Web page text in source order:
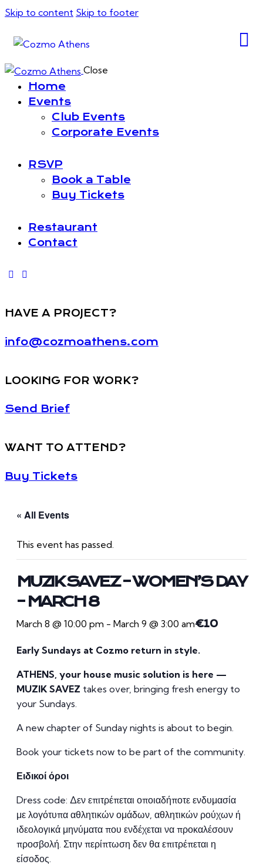
Skip to content Skip to footer
Close
Home
Events
Club Events
Corporate Events
RSVP
Book a Table
Buy Tickets
Restaurant
Contact
HAVE A PROJECT?
info@cozmoathens.com
LOOKING FOR WORK?
Send Brief
WANT TO ATTEND?
Buy Tickets
« All Events
This event has passed.
MUZIK SAVEZ – WOMEN’S DAY
– MARCH 8
March 8 @ 10:00 pm - March 9 @ 3:00 am€10
Early Sundays at Cozmo return in style.
ATHENS, your house music solution is here —
MUZIK SAVEZ takes over, bringing fresh energy to
your Sundays.
A new chapter of Sunday nights is about to begin.
Book your tickets now to be part of the community.
Ειδικοί όροι
Dress code: Δεν επιτρέπεται οποιαδήποτε ενδυμασία
με λογότυπα αθλητικών ομάδων, αθλητικών ρούχων ή
ιδεολογικά μηνύματα που ενδέχεται να προκαλέσουν
προσβολή. Στην περίπτωση δεν θα επιτρέπεται η
είσοδος.